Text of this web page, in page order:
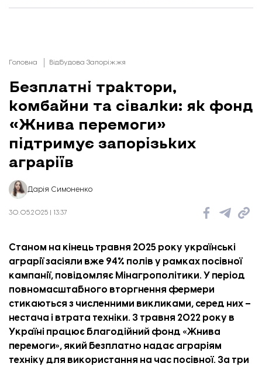
Головна Відбудова Запоріжжя
Безплатні трактори,
комбайни та сівалки: як фонд
«Жнива перемоги»
підтримує запорізьких
аграріїв
Дарія Симоненко
30.05.2025 | 13:37
Станом на кінець травня 2025 року українські
аграрії засіяли вже 94% полів у рамках посівної
кампанії, повідомляє Мінагрополітики. У період
повномасштабного вторгнення фермери
стикаються з численними викликами, серед них –
нестача і втрата техніки. З травня 2022 року в
Україні працює благодійний фонд «Жнива
перемоги», який безплатно надає аграріям
техніку для використання на час посівної. За три